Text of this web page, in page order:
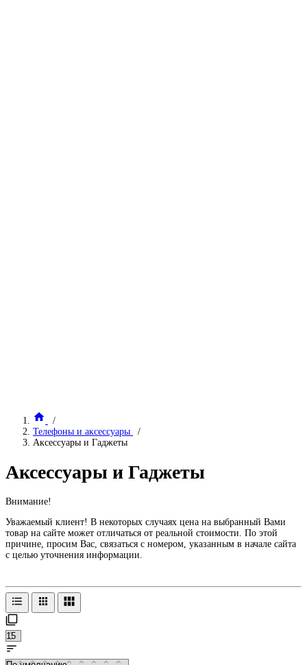
Телефоны и аксессуары
Аксессуары и Гаджеты
Аксессуары и Гаджеты
Внимание!
Уважаемый клиент! В некоторых случаях цена на выбранный Вами
товар на сайте может отличаться от реальной стоимости. По этой
причине, просим Вас, связаться с номером, указанным в начале сайта
с целью уточнения информации.